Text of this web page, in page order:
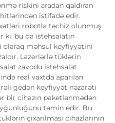
riskini aradan qaldıran
istifadə edir.
robotla təchiz olunmuş
bu da istehsalatın
olaraq məhsul keyfiyyətini
Lazerlərlə tüklərin
zavodu istehsalat
real vaxtda aparılan
gedən keyfiyyət nəzarəti
bir cihazın paketlənmədən
təmin edir. Bu
çıxarılması cihazlarının